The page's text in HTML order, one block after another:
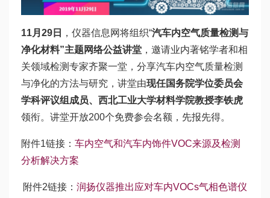
11月29日 ，仪器信息网将组织“汽车内空气质量检测与
净化材料”主题网络公益讲堂 ，邀请业内著铭学者和相
关领域检测专家齐聚一堂，分享汽车内空气质量检测
与净化的方法与研究，讲堂由现任国务院学位委员会
学科评议组成员、西北工业大学材料学院教授李铁虎
领衔。讲堂开放200个免费参会名额，先报先得。
附件1链接： 车内空气和汽车内饰件VOC来源及检测
分析解决方案
附件2链接： 润扬仪器推出应对车内VOCs气相色谱仪